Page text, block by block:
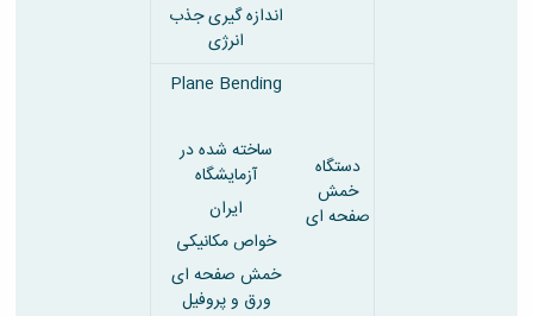
اندازه گیری جذب
انرژی
دستگاه
خمش
صفحه ای
Plane Bending
ساخته شده در
آزمایشگاه
ایران
خواص مکانیکی
خمش صفحه ای
ورق و پروفیل